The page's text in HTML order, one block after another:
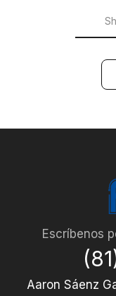
Escríbenos
Aaron Sáenz